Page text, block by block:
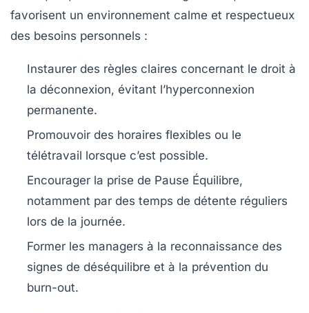
favorisent un environnement calme et respectueux
des besoins personnels :
Instaurer des règles claires concernant le droit à
la déconnexion, évitant l’hyperconnexion
permanente.
Promouvoir des horaires flexibles ou le
télétravail lorsque c’est possible.
Encourager la prise de Pause Équilibre,
notamment par des temps de détente réguliers
lors de la journée.
Former les managers à la reconnaissance des
signes de déséquilibre et à la prévention du
burn-out.